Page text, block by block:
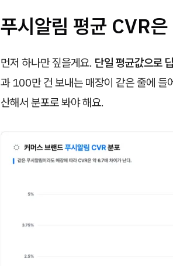
푸시알림 평균 CVR
먼저 하나만 짚을게요. 단일 평균값으로
과 100만 건 보내는 매장이 같은 줄에 들
산해서 분포로 봐야 해요.